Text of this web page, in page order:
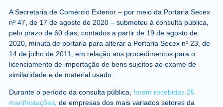
A Secretaria de Comércio Exterior – por meio da Portaria Secex
nº 47, de 17 de agosto de 2020 – submeteu à consulta pública,
pelo prazo de 60 dias, contados a partir de 19 de agosto de
2020, minuta de portaria para alterar a Portaria Secex nº 23, de
14 de julho de 2011, em relação aos procedimentos para o
licenciamento de importação de bens sujeitos ao exame de
similaridade e de material usado.
Durante o período da consulta pública, foram recebidas 25
manifestações, de empresas dos mais variados setores da